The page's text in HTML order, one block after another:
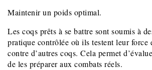
Maintenir un poids optimal.
Les coqs prêts à se battre sont soumis à
pratique contrôlée où ils testent leur force
contre d’autres coqs. Cela permet
de les préparer aux combats réels.